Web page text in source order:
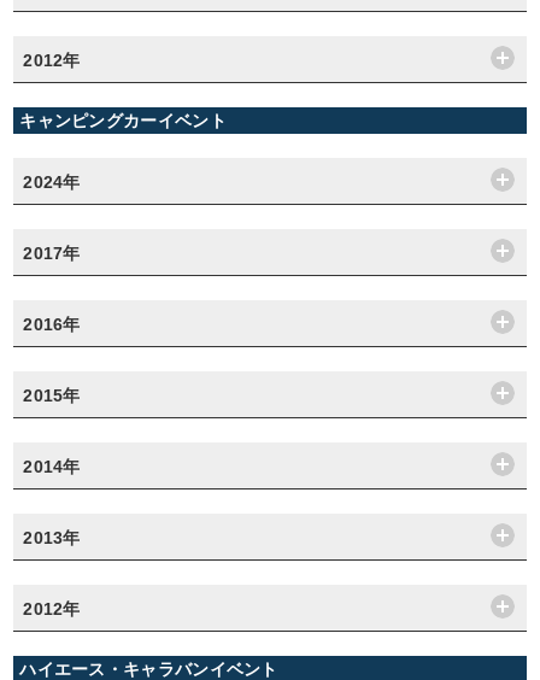
2012年
キャンピングカーイベント
2024年
2017年
2016年
2015年
2014年
2013年
2012年
ハイエース・キャラバンイベント